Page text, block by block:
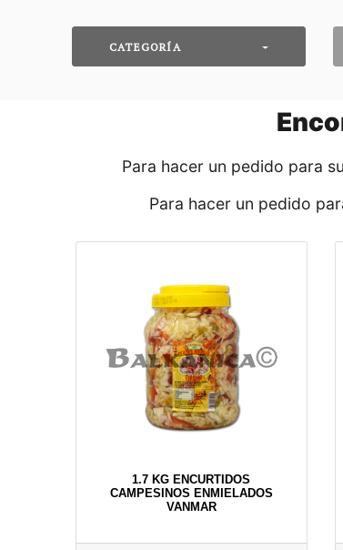
CATEGORÍA
Para hacer un pedido para
Para hacer un pedido
1.7 KG ENCURTIDOS
CAMPESINOS ENMIELADOS
VANMAR